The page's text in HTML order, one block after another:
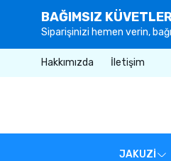
BAĞIMSIZ
Siparişinizi hemen verin,
Hakkımızda İletişim
JAKUZİ